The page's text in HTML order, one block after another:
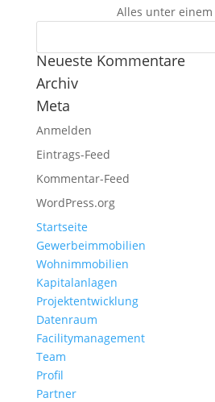
Alles unter einem
Neueste Kommentare
Archiv
Meta
Anmelden
Eintrags-Feed
Kommentar-Feed
WordPress.org
Startseite
Gewerbeimmobilien
Wohnimmobilien
Kapitalanlagen
Projektentwicklung
Datenraum
Facilitymanagement
Team
Profil
Partner